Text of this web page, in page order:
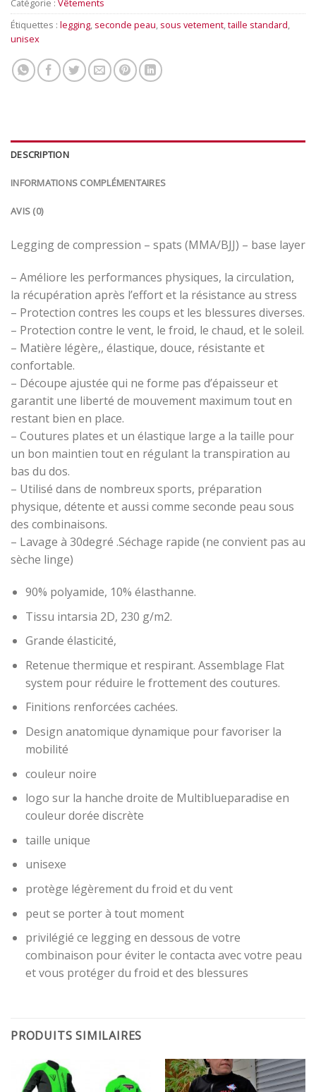
Catégorie : Vêtements
Étiquettes : legging, seconde peau, sous vetement,taille standard,
unisex
DESCRIPTION
INFORMATIONS COMPLÉMENTAIRES
AVIS (0)
Leggingde compression – spats (MMA/BJJ) – base layer
– Améliore les performances physiques, la circulation,
la récupération après l’effort et la résistance au stress
– Protection contres les coups et les blessures diverses.
– Protection contre le vent, le froid, le chaud, et le soleil.
– Matière légère,, élastique, douce, résistante et
confortable.
– Découpe ajustée qui ne forme pas d’épaisseur et
garantit une liberté de mouvement maximum tout en
restant bien en place.
– Coutures plates et un élastique large a la taille pour
un bon maintien tout en régulant la transpiration au
bas du dos.
– Utilisé dans de nombreux sports, préparation
physique, détente et aussi comme seconde peau sous
des combinaisons.
– Lavage à 30degré .Séchage rapide (ne convient pas au
sèche linge)
90% polyamide, 10% élasthanne.
Tissu intarsia 2D, 230 g/m2.
Grande élasticité,
Retenue thermique et respirant. Assemblage Flat
system pour réduire le frottement des coutures.
Finitions renforcées cachées.
Design anatomique dynamique pour favoriser la
mobilité
couleur noire
logo sur la hanche droite de Multiblueparadise en
couleur dorée discrète
taille unique
unisexe
protège légèrement du froid et du vent
peut se porter à tout moment
privilégié ce legging en dessous de votre
combinaison pour éviter le contacta avec votre peau
et vous protéger du froid et des blessures
PRODUITS SIMILAIRES